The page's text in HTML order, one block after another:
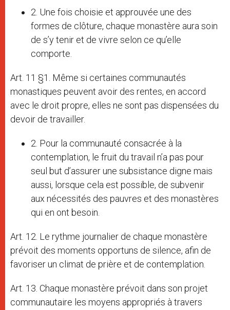
2. Une fois choisie et approuvée une des
formes de clôture, chaque monastère aura soin
de s’y tenir et de vivre selon ce qu’elle
comporte.
Art. 11 §1. Même si certaines communautés
monastiques peuvent avoir des rentes, en accord
avec le droit propre, elles ne sont pas dispensées du
devoir de travailler.
2. Pour la communauté consacrée à la
contemplation, le fruit du travail n’a pas pour
seul but d’assurer une subsistance digne mais
aussi, lorsque cela est possible, de subvenir
aux nécessités des pauvres et des monastères
qui en ont besoin.
Art. 12. Le rythme journalier de chaque monastère
prévoit des moments opportuns de silence, afin de
favoriser un climat de prière et de contemplation.
Art. 13. Chaque monastère prévoit dans son projet
communautaire les moyens appropriés à travers